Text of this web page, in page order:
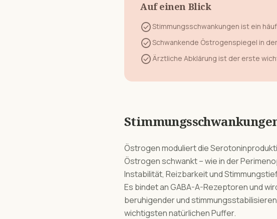
Auf einen Blick
check_circleStimmungsschwankungen ist ein
check_circleSchwankende Östrogenspiegel in
check_circleÄrztliche Abklärung ist der erste
Östrogen moduliert die
Östrogen schwankt – wie in der
Instabilität, Reizbarkeit und
Es bindet an GABA-A-Rezeptoren und
beruhigender und
wichtigsten natürlichen Puffer.